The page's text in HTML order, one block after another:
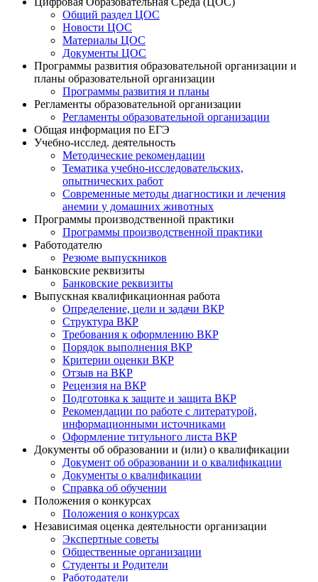
Общий раздел ЦОС
Новости ЦОС
Материалы ЦОС
Документы ЦОС
Программы развития образовательной организации и
планы образовательной организации
Программы развития и планы
Регламенты образовательной организации
Регламенты образовательной организации
Общая информация по ЕГЭ
Учебно-исслед. деятельность
Методические рекомендации
Тематика учебно-исследовательских,
опытнических работ
Современные методы диагностики и лечения
анемии у домашних животных
Программы производственной практики
Программы производственной практики
Работодателю
Резюме выпускников
Банковские реквизиты
Банковские реквизиты
Выпускная квалификационная работа
Определение, цели и задачи ВКР
Структура ВКР
Требования к оформлению ВКР
Порядок выполнения ВКР
Критерии оценки ВКР
Отзыв на ВКР
Рецензия на ВКР
Подготовка к защите и защита ВКР
Рекомендации по работе с литературой,
информационными источниками
Оформление титульного листа ВКР
Документы об образовании и (или) о квалификации
Документ об образовании и о квалификации
Документы о квалификации
Справка об обучении
Положения о конкурсах
Положения о конкурсах
Независимая оценка деятельности организации
Экспертные советы
Общественные организации
Студенты и Родители
Работодатели